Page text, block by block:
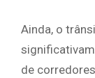
Ainda, o
de